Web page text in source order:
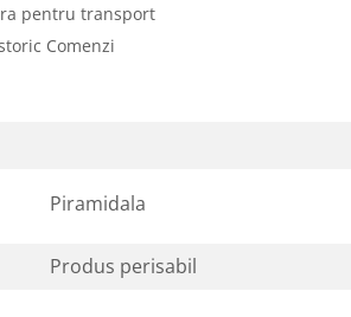
pentru transport
Comenzi
Piramidala
Produs perisabil